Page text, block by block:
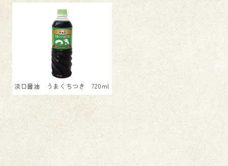
淡口醤油 うまくちつき 720ml